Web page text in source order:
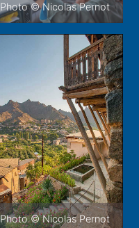
Photo © Nicolas Pernot
Photo © Nicolas Pernot